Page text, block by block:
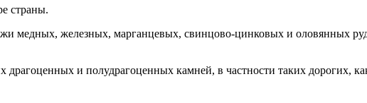
страны.
медных, железных, марганцевых, свинцово-цинковых и оловянных
драгоценных и полудрагоценных камней, в частности таких дорогих,